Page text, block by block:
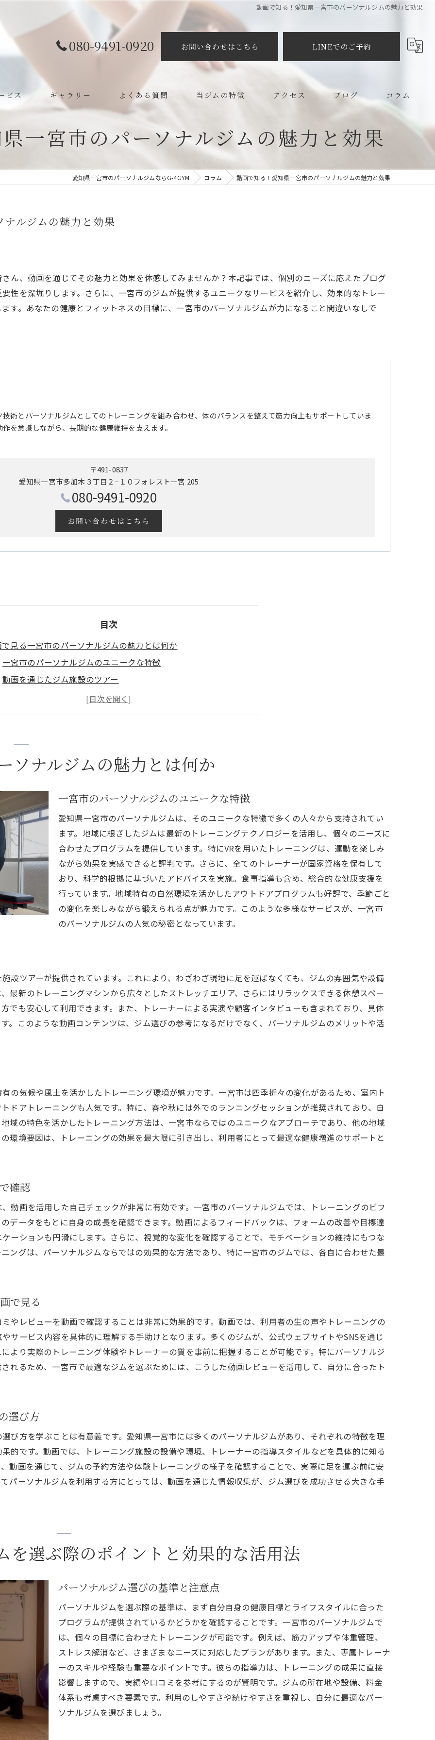
動画で知る！愛知県一宮市のパーソナルジムの魅力と効果
080-9491-0920 お問い合わせはこちら LINEでのご予約
ビス ギャラリー よくある質問 当ジムの特徴
カイロプラクティック
整体
アクセス ブログ コラム
一宮市のパーソナルジムの魅力と効果
愛知県一宮市のパーソナルジムならG-4GYM コラム 動画で知る！愛知県一宮市のパーソナルジムの魅力と効果
ルジムの魅力と効果
ん、動画を通じてその魅力と効果を体感してみませんか？本記事では、個別のニーズに応えたプログ
性を深堀りします。さらに、一宮市のジムが提供するユニークなサービスを紹介し、効果的なトレー
す。あなたの健康とフィットネスの目標に、一宮市のパーソナルジムが力になること間違いなしで
術とパーソナルジムとしてのトレーニングを組み合わせ、体のバランスを整えて筋力向上もサポートしていま
を意識しながら、長期的な健康維持を支えます。
〒491-0837
愛知県一宮市多加木３丁目２−１０フォレスト一宮 205
080-9491-0920
お問い合わせはこちら
目次
見る一宮市のパーソナルジムの魅力とは何か
一宮市のパーソナルジムのユニークな特徴
動画を通じたジム施設のツアー
一宮市ならではのトレーニング環境
パーソナルトレーニングの効果を動画で確認
動画で知る！一宮市のパーソナルジムの選び方
でパーソナルジムを選ぶ際のポイントと効果的な活用法
一宮市でのジム利用のベストプラクティス
動画で学ぶジム活用法
トレーニング目標に合わせたジム選び
体験動画で見るジムのメリット
一宮市のジムでの効果的なトレーニングメニュー
ナーの指導で得られるパーソナルジムの効果を動画で実感
一宮市の優秀なトレーナー紹介
動画で見るトレーナーの指導スタイル
効果を実感できるトレーニング例を動画で紹介
のパーソナルジムが提供するユニークなサービス紹介
一宮市のジムで受けられる最新プログラム
パーソナルジムでのリラクゼーションサービス
動画で見る一宮市のジムのプライバシーサポート
に合ったトレーニングプランを動画で見つける方法
動画から学ぶトレーニングプランの選び方
プログラム選定のための動画ガイド
一宮市のジムでの体験談を動画で見る
動画を活用したトレーニングプランの効果測定
ナルジムの効果を実例で知る一宮市の成功事例
成功者のストーリーを動画で見る
動画で学ぶ成功の秘訣
一宮市の成功事例から学ぶトレーニング効果
動画で探る!一宮市のジムでの変化
でパーソナルジムを通じて健康的なライフスタイルを実現
実際のジム生活を動画でチェック
一宮市のジムでのサポート体制を動画で知る
健康的なライフスタイルを支えるジム利用法
学ぶ一宮市のパーソナルジムを活用した効率的なトレーニング
ジムでの効率的な時間管理法を動画で学ぶ
一宮市のパーソナルジムでのスケジュール管理
動画で知る！トレーニングのモチベーションを高める方法
ソナルジムの魅力とは何か
一宮市のパーソナルジムのユニークな特徴
愛知県一宮市のパーソナルジムは、そのユニークな特徴で多くの人々から支持されてい
ます。地域に根ざしたジムは最新のトレーニングテクノロジーを活用し、個々のニーズに
合わせたプログラムを提供しています。特にVRを用いたトレーニングは、運動を楽しみ
ながら効果を実感できると評判です。さらに、全てのトレーナーが国家資格を保有して
おり、科学的根拠に基づいたアドバイスを実施。食事指導も含め、総合的な健康支援を
行っています。地域特有の自然環境を活かしたアウトドアプログラムも好評で、季節ごと
の変化を楽しみながら鍛えられる点が魅力です。このような多様なサービスが、一宮市
のパーソナルジムの人気の秘密となっています。
設ツアーが提供されています。これにより、わざわざ現地に足を運ばなくても、ジムの雰囲気や設備
最新のトレーニングマシンから広々としたストレッチエリア、さらにはリラックスできる休憩スペー
でも安心して利用できます。また、トレーナーによる実演や顧客インタビューも含まれており、具体
。このような動画コンテンツは、ジム選びの参考になるだけでなく、パーソナルジムのメリットや活
の気候や風土を活かしたトレーニング環境が魅力です。一宮市は四季折々の変化があるため、室内ト
ドアトレーニングも人気です。特に、春や秋には外でのランニングセッションが推奨されており、自
域の特色を活かしたトレーニング方法は、一宮市ならではのユニークなアプローチであり、他の地域
環境要因は、トレーニングの効果を最大限に引き出し、利用者にとって最適な健康増進のサポートと
確認
動画を活用した自己チェックが非常に有効です。一宮市のパーソナルジムでは、トレーニングのビフ
データをもとに自身の成長を確認できます。動画によるフィードバックは、フォームの改善や目標達
ーションも円滑にします。さらに、視覚的な変化を確認することで、モチベーションの維持にもつな
ングは、パーソナルジムならではの効果的な方法であり、特に一宮市のジムでは、各自に合わせた最
で見る
やレビューを動画で確認することは非常に効果的です。動画では、利用者の生の声やトレーニングの
サービス内容を具体的に理解する手助けとなります。多くのジムが、公式ウェブサイトやSNSを通じ
より実際のトレーニング体験やトレーナーの質を事前に把握することが可能です。特にパーソナルジ
れるため、一宮市で最適なジムを選ぶためには、こうした動画レビューを活用して、自分に合ったト
選び方
び方を学ぶことは有意義です。愛知県一宮市には多くのパーソナルジムがあり、それぞれの特徴を理
的です。動画では、トレーニング施設の設備や環境、トレーナーの指導スタイルなどを具体的に知る
動画を通じて、ジムの予約方法や体験トレーニングの様子を確認することで、実際に足を運ぶ前に安
パーソナルジムを利用する方にとっては、動画を通じた情報収集が、ジム選びを成功させる大きな手
を選ぶ際のポイントと効果的な活用法
パーソナルジム選びの基準と注意点
パーソナルジムを選ぶ際の基準は、まず自分自身の健康目標とライフスタイルに合った
プログラムが提供されているかどうかを確認することです。一宮市のパーソナルジムで
は、個々の目標に合わせたトレーニングが可能です。例えば、筋力アップや体重管理、
ストレス解消など、さまざまなニーズに対応したプランがあります。また、専属トレーナ
ーのスキルや経験も重要なポイントです。彼らの指導力は、トレーニングの成果に直接
影響しますので、実績や口コミを参考にするのが賢明です。ジムの所在地や設備、料金
体系も考慮すべき要素です。利用のしやすさや続けやすさを重視し、自分に最適なパー
ソナルジムを選びましょう。